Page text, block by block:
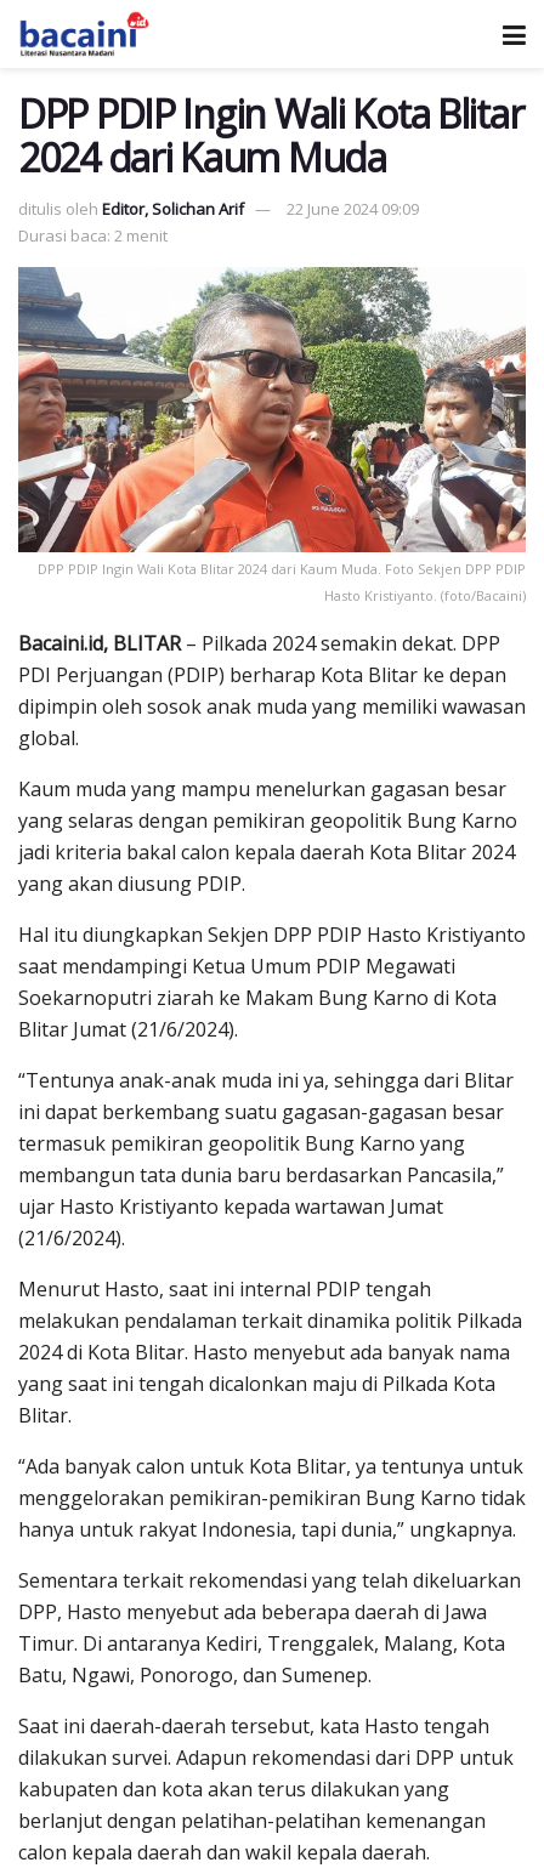
DPP PDIP Ingin Wali Kota Blitar
2024 dari Kaum Muda
ditulis oleh Editor, Solichan Arif
22 June 2024 09:09
Durasi baca: 2 menit
DPP PDIP Ingin Wali Kota Blitar 2024 dari Kaum Muda. Foto Sekjen DPP PDIP
Hasto Kristiyanto. (foto/Bacaini)
Bacaini.id, BLITAR– Pilkada 2024 semakin dekat. DPP
PDI Perjuangan (PDIP) berharap Kota Blitar ke depan
dipimpin oleh sosok anak muda yang memiliki wawasan
global.
Kaum muda yang mampu menelurkan gagasan besar
yang selaras dengan pemikiran geopolitik Bung Karno
jadi kriteria bakal calon kepala daerah Kota Blitar 2024
yang akan diusung PDIP.
Hal itu diungkapkan Sekjen DPP PDIP Hasto Kristiyanto
saat mendampingi Ketua Umum PDIP Megawati
Soekarnoputri ziarah ke Makam Bung Karno di Kota
Blitar Jumat (21/6/2024).
“Tentunya anak-anak muda ini ya, sehingga dari Blitar
ini dapat berkembang suatu gagasan-gagasan besar
termasuk pemikiran geopolitik Bung Karno yang
membangun tata dunia baru berdasarkan Pancasila,”
ujar Hasto Kristiyanto kepada wartawan Jumat
(21/6/2024).
Menurut Hasto, saat ini internal PDIP tengah
melakukan pendalaman terkait dinamika politik Pilkada
2024 di Kota Blitar. Hasto menyebut ada banyak nama
yang saat ini tengah dicalonkan maju di Pilkada Kota
Blitar.
“Ada banyak calon untuk Kota Blitar, ya tentunya untuk
menggelorakan pemikiran-pemikiran Bung Karno tidak
hanya untuk rakyat Indonesia, tapi dunia,” ungkapnya.
Sementara terkait rekomendasi yang telah dikeluarkan
DPP, Hasto menyebut ada beberapa daerah di Jawa
Timur. Di antaranya Kediri, Trenggalek, Malang, Kota
Batu, Ngawi, Ponorogo, dan Sumenep.
Saat ini daerah-daerah tersebut, kata Hasto tengah
dilakukan survei. Adapun rekomendasi dari DPP untuk
kabupaten dan kota akan terus dilakukan yang
berlanjut dengan pelatihan-pelatihan kemenangan
calon kepala daerah dan wakil kepala daerah.